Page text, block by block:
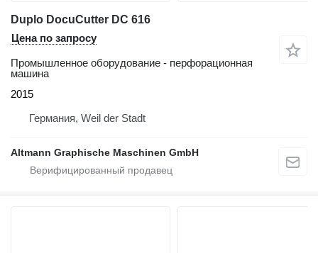
Duplo DocuCutter DC 616
Цена по запросу
Промышленное оборудование - перфорационная
машина
2015
Германия, Weil der Stadt
Altmann Graphische Maschinen GmbH